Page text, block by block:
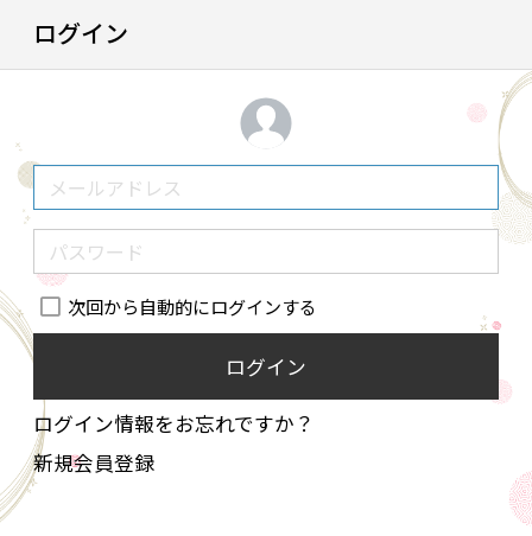
ログイン
次回から自動的にログインする
ログイン
ログイン情報をお忘れですか？
新規会員登録